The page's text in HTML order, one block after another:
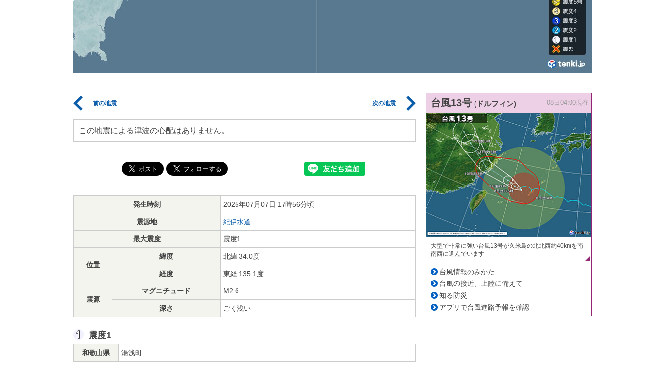
前の地震 次の地震
この地震による津波の心配はありません。
発生時刻 2025年07月07日 17時56分頃
震源地 紀伊水道
最大震度 震度1
位置
緯度 北緯 34.0度
経度 東経 135.1度
震源
マグニチュード M2.6
深さ ごく浅い
震度1
和歌山県 湯浅町
台風13号 (ドルフィン) 08日04:00現在
大型で非常に強い台風13号が久米島の北北西約40kmを南
南西に進んでいます
台風情報のみかた
台風の接近、上陸に備えて
知る防災
アプリで台風進路予報を確認